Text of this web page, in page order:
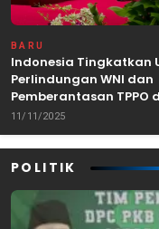
BARU
Indonesia Tingkatkan
Perlindungan WNI dan
Pemberantasan TPPO
Tenggara
11/11/2025
POLITIK